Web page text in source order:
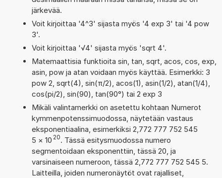
järkevää.
Voit kirjoittaa '4^3' sijasta myös '4 exp 3' tai '4 pow
3'.
Voit kirjoittaa '√4' sijasta myös 'sqrt 4'.
Matemaattisia funktioita sin, tan, sqrt, acos, cos, exp,
asin, pow ja atan voidaan myös käyttää. Esimerkki: 3
pow 2, sqrt(4), sin(π/2), acos(1), asin(1/2), atan(1/4),
cos(pi/2), sin(90), tan(90°) tai 2 exp 3
Mikäli valintamerkki on asetettu kohtaan Numerot
kymmenpotenssimuodossa, näytetään vastaus
eksponentiaalina, esimerkiksi 2,772 777 752 545
5 × 10 20. Tässä esitysmuodossa numero
segmentoidaan eksponenttiin, tässä 20, ja
varsinaiseen numeroon, tässä 2,772 777 752 545 5.
Laitteilla, joiden numeronäytöt ovat rajalliset,